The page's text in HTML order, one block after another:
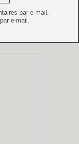
par e-mail.
e-mail.